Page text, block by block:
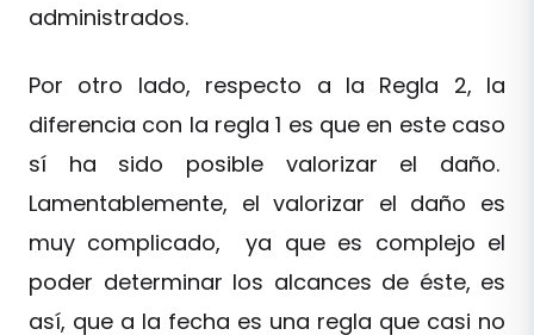
administrados.
Por otro lado, respecto a la Regla 2, la
diferencia con la regla 1 es que en este caso
sí ha sido posible valorizar el daño.
Lamentablemente, el valorizar el daño es
muy complicado, ya que es complejo el
poder determinar los alcances de éste, es
así, que a la fecha es una regla que casi no